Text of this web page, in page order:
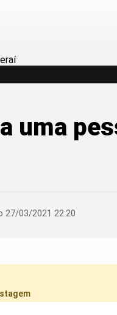
uma
27/03/2021 22:20